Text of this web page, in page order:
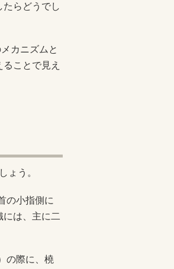
たらどうでし
カニズムと
ことで見え
ょう。
の小指側に
は、主に二
の際に、橈